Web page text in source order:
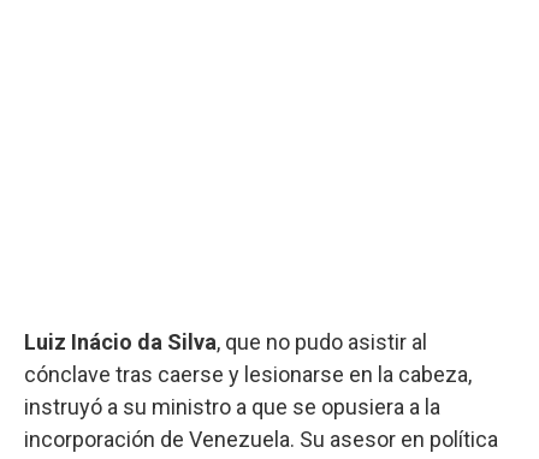
Luiz Inácio da Silva, que no pudo asistir al
cónclave tras caerse y lesionarse en la cabeza,
instruyó a su ministro a que se opusiera a la
incorporación de Venezuela. Su asesor en política